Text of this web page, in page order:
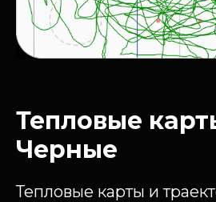
Тепловые
Черные
Тепловые карты и